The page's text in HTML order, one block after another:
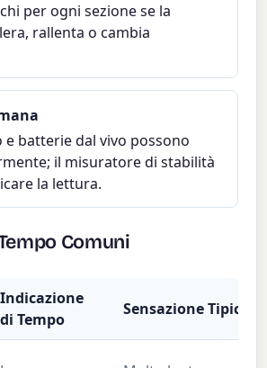
per ogni sezione se la
rallenta o cambia
e batterie dal vivo possono
il misuratore di stabilità
la lettura.
Comuni
Indicazione
di Tempo
Sensazione Tipica